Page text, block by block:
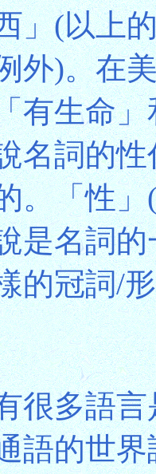
」(以上
外)。在
有生命
名詞的
。「性
是名詞
的冠詞/
很多語
語的世界